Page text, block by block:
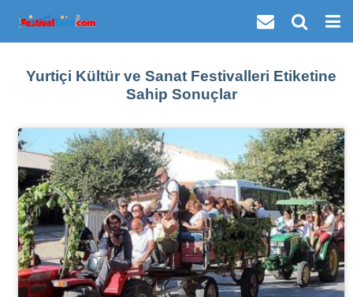
Yurtiçi Kültür ve Sanat Festivalleri Etiketine
Sahip Sonuçlar